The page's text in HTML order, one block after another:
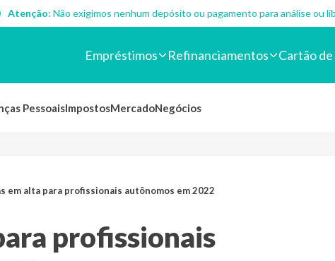
Atenção: Não exigimos nenhum depósito ou pagamento para análise ou
Empréstimos Refinanciamentos Cartão
PessoaisImpostosMercadoNegócios
em alta para profissionais autônomos em 2022
profissionais